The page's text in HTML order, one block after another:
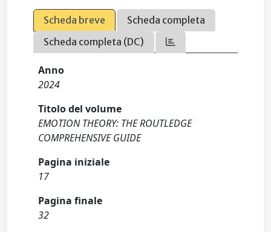
Scheda breve
Scheda completa
Scheda completa (DC)
Anno
2024
Titolo del volume
EMOTION THEORY: THE ROUTLEDGE
COMPREHENSIVE GUIDE
Pagina iniziale
17
Pagina finale
32